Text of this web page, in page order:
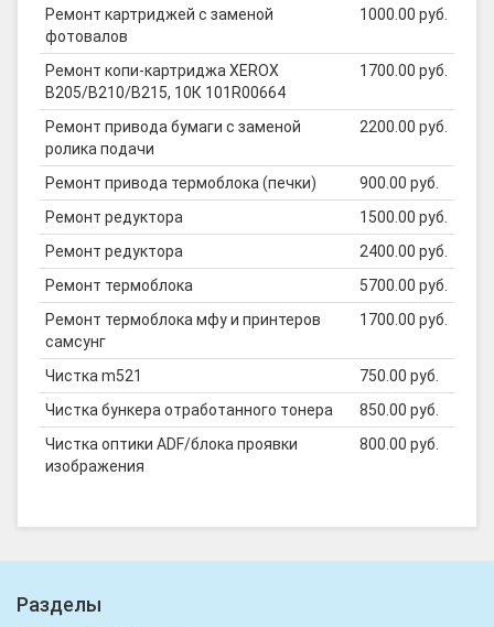
Ремонт картриджей с заменой
фотовалов
1000.00 руб.
Ремонт копи-картриджа XEROX
B205/B210/B215, 10К 101R00664
1700.00 руб.
Ремонт привода бумаги с заменой
ролика подачи
2200.00 руб.
Ремонт привода термоблока (печки)
900.00 руб.
Ремонт редуктора
1500.00 руб.
Ремонт редуктора
2400.00 руб.
Ремонт термоблока
5700.00 руб.
Ремонт термоблока мфу и принтеров
самсунг
1700.00 руб.
Чистка m521
750.00 руб.
Чистка бункера отработанного тонера
850.00 руб.
Чистка оптики ADF/блока проявки
изображения
800.00 руб.
Разделы